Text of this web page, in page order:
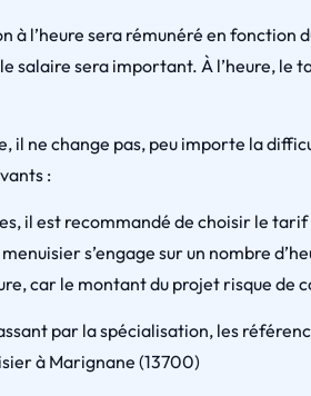
à l’heure sera rémunéré en fonction
salaire sera important. À l’heure,
il ne change pas, peu importe la
:
il est recommandé de choisir le
s’engage sur un nombre
car le montant du projet risque de
par la spécialisation, les
à Marignane (13700)